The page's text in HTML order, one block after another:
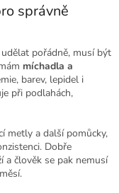
správně
pořádně, musí být
míchadla a
barev, lepidel i
při podlahách,
metly a další pomůcky,
Dobře
a člověk se pak nemusí